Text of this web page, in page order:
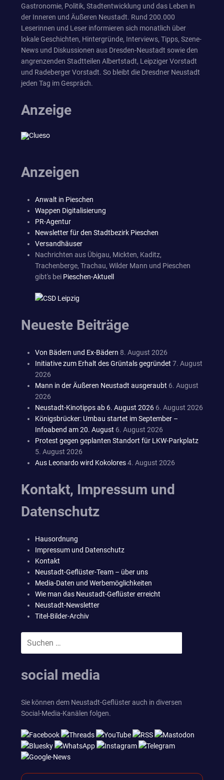
Gastronomie, Politik, Stadtentwicklung und das Leben in
der Inneren und Äußeren Neustadt. Rund 200.000
Leserinnen und Leser informieren sich monatlich über
lokale Geschichten, Hintergründe, Interviews, Tipps, Szene-
News und Diskussionen aus Dresden-Neustadt sowie den
angrenzenden Stadtteilen Albertstadt, Leipziger Vorstadt
und Radeberger Vorstadt. So bleibt die Dresdner Neustadt
jeden Tag im Gespräch.
Anzeige
Anzeigen
Anwalt in Pieschen
Wappen Digitalisierung
PR-Agentur
Newsletter für den Stadtbezirk Pieschen
Versandhäuser
Nachrichten aus Übigau, Mickten, Kaditz,
Trachenberge, Trachau, Wilder Mann und Pieschen
gibt's bei Pieschen-Aktuell
Neueste Beiträge
Von Bädern und Ex-Bädern 8. August 2026
Initiative zum Erhalt des Grüntals gegründet 7. August
2026
Mann in der Äußeren Neustadt ausgeraubt 6. August
2026
Neustadt-Kinotipps ab 6. August 2026 6. August 2026
Königsbrücker: Umbau startet im September –
Infoabend am 20. August 6. August 2026
Protest gegen geplanten Standort für LKW-Parkplatz
5. August 2026
Aus Leonardo wird Kokolores4. August 2026
Kontakt, Impressum und
Datenschutz
Hausordnung
Impressum und Datenschutz
Kontakt
Neustadt-Geflüster-Team – über uns
Media-Daten und Werbemöglichkeiten
Wie man das Neustadt-Geflüster erreicht
Neustadt-Newsletter
Titel-Bilder-Archiv
social media
Sie können dem Neustadt-Geflüster auch in diversen
Social-Media-Kanälen folgen.